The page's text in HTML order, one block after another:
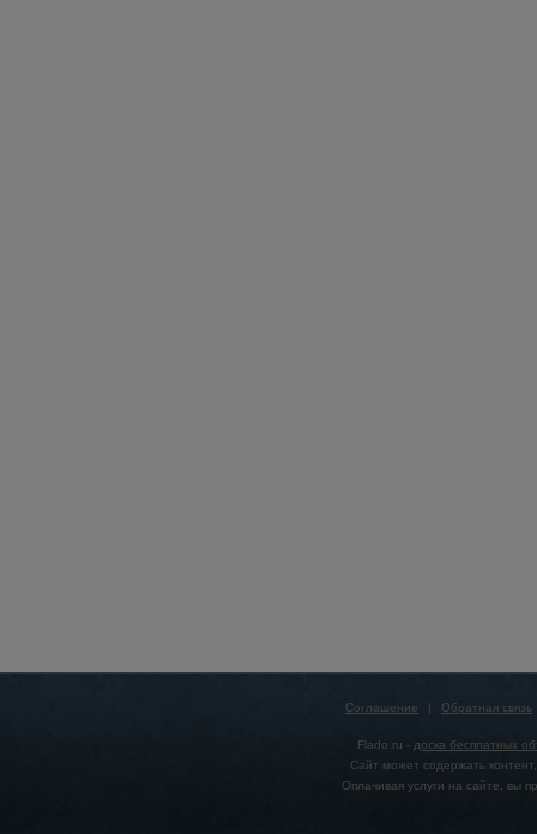
Соглашение | Обратная связь
Flado.ru - доска бесплатных
Сайт может содержать
Оплачивая услуги на сайте, вы